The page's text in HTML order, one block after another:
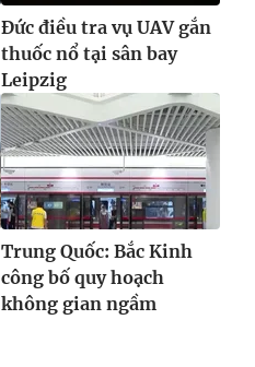
Đức điều tra vụ UAV gắn
thuốc nổ tại sân bay
Leipzig
Trung Quốc: Bắc Kinh
công bố quy hoạch
không gian ngầm